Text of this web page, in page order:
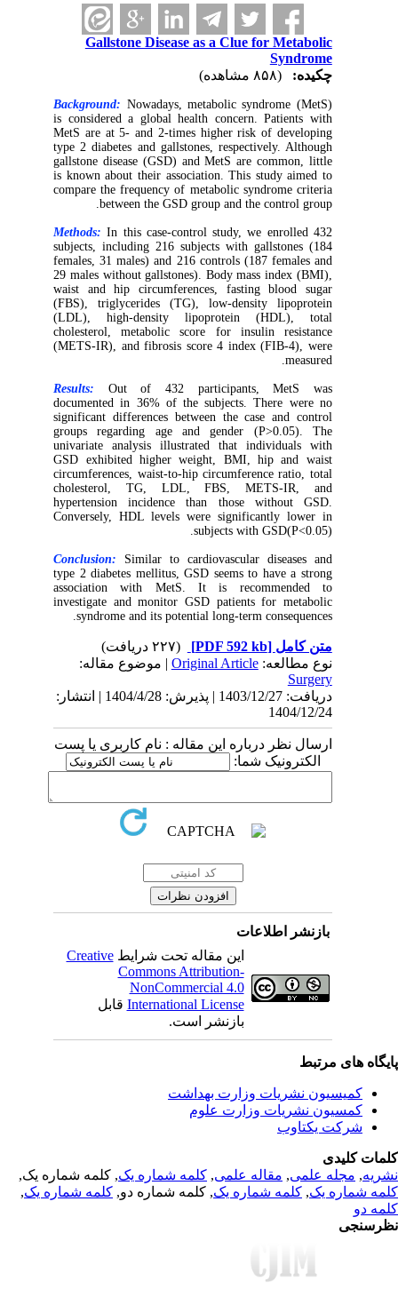
Gallstone Disease as a Clue for Metabolic
Syndrome
چکیده:
Background:Nowadays, metabolic syndrome (MetS)
is considered a global health concern. Patients with
MetS are at 5- and 2-times higher risk of developing
type 2 diabetes and gallstones, respectively. Although
gallstone disease (GSD) and MetS are common, little
is known about their association. This study aimed to
compare the frequency of metabolic syndrome criteria
between the GSD group and the control group.
Methods:In this case-control study, we enrolled 432
subjects, including 216 subjects with gallstones (184
females, 31 males) and 216 controls (187 females and
29 males without gallstones). Body mass index (BMI),
waist and hip circumferences, fasting blood sugar
(FBS), triglycerides (TG), low-density lipoprotein
(LDL), high-density lipoprotein (HDL), total
cholesterol, metabolic score for insulin resistance
(METS-IR), and fibrosis score 4 index (FIB-4), were
measured.
Results:
Out of 432 participants, MetS was
documented in 36% of the subjects. There were no
significant differences between the case and control
groups regarding age and gender (P>0.05). The
univariate analysis illustrated that individuals with
GSD exhibited higher weight, BMI, hip and waist
circumferences, waist-to-hip circumference ratio, total
cholesterol, TG, LDL, FBS, METS-IR, and
hypertension incidence than those without GSD.
Conversely, HDL levels were significantly lower in
subjects with GSD(P<0.05).
Conclusion: Similar to cardiovascular diseases and
type 2 diabetes mellitus, GSD seems to have a strong
association with MetS. It is recommended to
investigate and monitor GSD patients for metabolic
syndrome and its potential long-term consequences.
متن کامل[PDF 592 kb]
نوع مطالعه:Original Article| موضوع مقاله:
Surgery
دریافت: 1403/12/27 | پذیرش: 1404/4/28 | انتشار:
1404/12/24
ارسال نظر درباره این مقاله : نام کاربری یا پست
الکترونیک شما:
بازنشر اطلاعات
این مقاله تحت شرایطCreative
Commons Attribution-
NonCommercial 4.0
International Licenseقابل
بازنشر است.
های مرتبط
کمیسیون نشریات وزارت بهداشت
کمسیون نشریات وزارت علوم
شرکت یکتاوب
کلیدی
,مجله علمی, مقاله علمی, کلمه شماره یک, کلمه شماره یک,
شماره یک,کلمه شماره یک, کلمه شماره دو,کلمه شماره یک,
دو